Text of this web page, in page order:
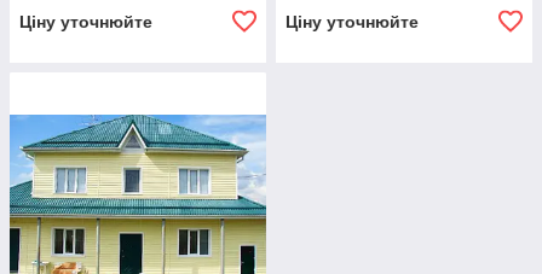
Ціну уточнюйте Ціну уточнюйте